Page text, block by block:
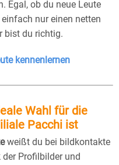
Egal, ob du neue Leute
nur einen netten
bist du richtig.
kennenlernen
Wahl für die
Pacchi ist
weißt du bei bildkontakte
Profilbilder und